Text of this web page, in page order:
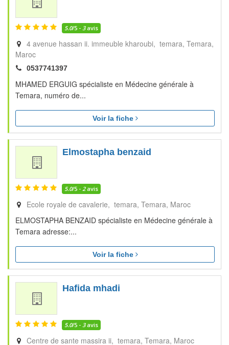
5.0/5 - 3avis
4 avenue hassan ii. immeuble kharoubi, temara Temara
Maroc
0537741397
MHAMED ERGUIG spécialiste en Médecine générale à
Temara, numéro de...
Voir la fiche
Elmostapha benzaid
5.0/5 - 2avis
Ecole royale de cavalerie, temara Temara Maroc
ELMOSTAPHA BENZAID spécialiste en Médecine générale à
Temara adresse:...
Voir la fiche
Hafida mhadi
5.0/5 - 3avis
Centre de sante massira ii, temara Temara Maroc